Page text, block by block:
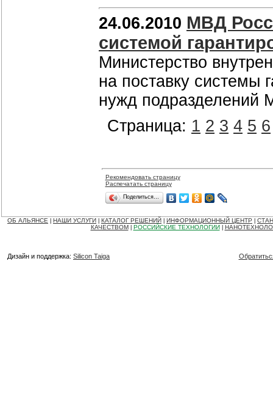
24.06.2010 МВД
системой
Министерство
на поставку системы
нужд
Страница: 1 2 3 4 5 6
Рекомендовать страницу
Распечатать страницу
Поделиться…
ОБ АЛЬЯНСЕ НАШИ УСЛУГИ КАТАЛОГ РЕШЕНИЙ ИНФОРМАЦИОННЫЙ ЦЕНТР
КАЧЕСТВОМ
РОССИЙСКИЕ ТЕХНОЛОГИИ
Дизайн и поддержка: Silicon Taiga